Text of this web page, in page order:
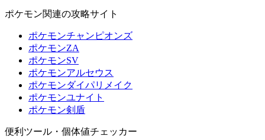
ポケモン関連の攻略サイト
ポケモンチャンピオンズ
ポケモンZA
ポケモンSV
ポケモンアルセウス
ポケモンダイパリメイク
ポケモンユナイト
ポケモン剣盾
便利ツール・個体値チェッカー